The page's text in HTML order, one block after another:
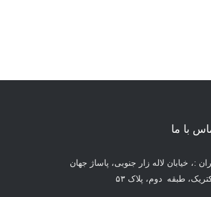
با ما
:، خیابان لاله زار جنوبی، پاساژ جهان
طبقه دوم، پلاک ۵۳